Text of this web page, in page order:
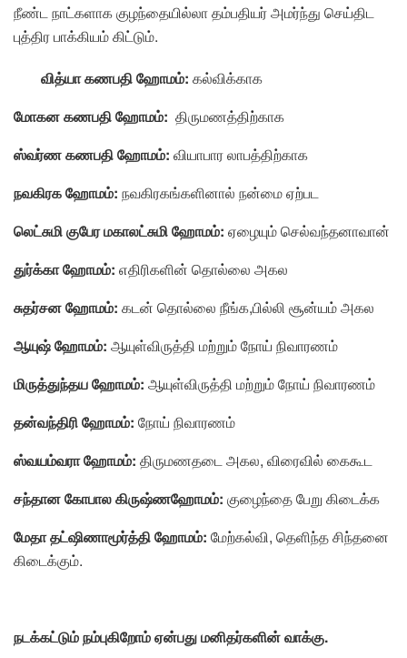
நீண்ட நாட்களாக குழந்தையில்லா தம்பதியர் அமர்ந்து செய்திட
புத்திர பாக்கியம் கிட்டும்.
வித்யா கணபதி ஹோமம்: கல்விக்காக
மோகன கணபதி ஹோமம்: திருமணத்திற்காக
ஸ்வர்ண கணபதி ஹோமம்: வியாபார லாபத்திற்காக
நவகிரக ஹோமம்: நவகிரகங்களினால் நன்மை ஏற்பட
லெட்சுமி குபேர மகாலட்சுமி ஹோமம்: ஏழையும் செல்வந்தனாவான்
துர்க்கா ஹோமம்: எதிரிகளின் தொல்லை அகல
சுதர்சன ஹோமம்: கடன் தொல்லை நீங்க,பில்லி சூன்யம் அகல
ஆயுஷ் ஹோமம்: ஆயுள்விருத்தி மற்றும் நோய் நிவாரணம்
மிருத்துந்தய ஹோமம்: ஆயுள்விருத்தி மற்றும் நோய் நிவாரணம்
தன்வந்திரி ஹோமம்: நோய் நிவாரணம்
ஸ்வயம்வரா ஹோமம்: திருமணதடை அகல, விரைவில் கைகூட
சந்தான கோபால கிருஷ்ணஹோமம்: குழைந்தை பேறு கிடைக்க
மேதா தட்ஷிணாமூர்த்தி ஹோமம்: மேற்கல்வி, தெளிந்த சிந்தனை
கிடைக்கும்.
நடக்கட்டும்நம்புகிறோம்ஏன்பதுமனிதர்களின்வாக்கு.